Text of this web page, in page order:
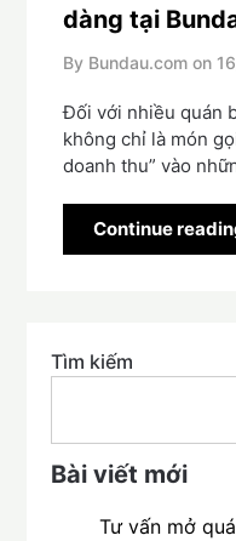
dàng tại
By Bundau.com on
Đối với nhiều quán
không chỉ là món
doanh thu” vào
Continue
Tìm kiếm
Bài viết mới
Tư vấn mở